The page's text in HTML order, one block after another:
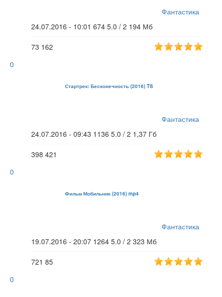
Фантастика
24.07.2016 - 10:01 674 5.0 / 2 194 Мб
73 162
0
Стартрек: Бесконечность (2016) TS
Фантастика
24.07.2016 - 09:43 1136 5.0 / 2 1,37 Гб
398 421
0
Фильм Мобильник (2016) mp4
Фантастика
19.07.2016 - 20:07 1264 5.0 / 2 323 Мб
721 85
0